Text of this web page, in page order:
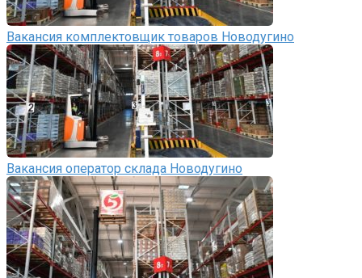
Вакансия комплектовщик товаров Новодугино
Вакансия оператор склада Новодугино